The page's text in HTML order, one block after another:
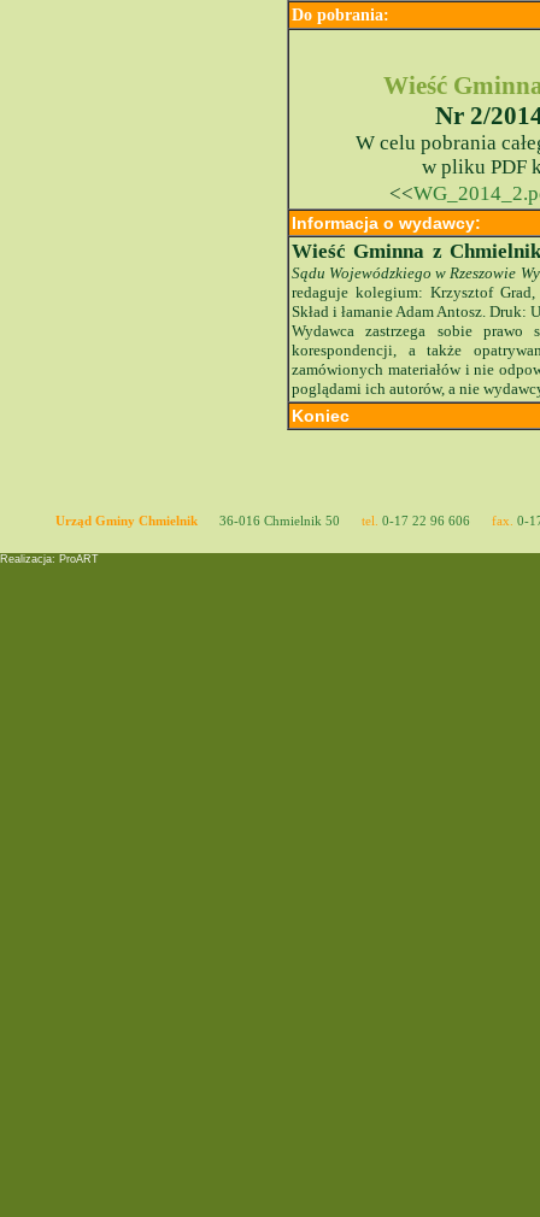
Do pobrania:
Wieść
Nr 2/
W celu pobrania
w pliku PDF
<<
Informacja o wydawcy:
Wieść Gminna z
Sądu Wojewódzkiego w Rzeszowie
redaguje kolegium: Krzysztof
Skład i łamanie Adam Antosz.
Wydawca zastrzega sobie
korespondencji, a także
zamówionych materiałów i nie
poglądami ich autorów, a nie
Koniec
Urząd Gminy Chmielnik 36-016 Chmielnik 50 tel. 0-17 22 96 606 fax. 0-
Realizacja: ProART